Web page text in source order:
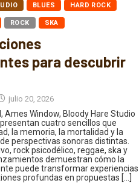
BLUES HARD ROCK
ROCK SKA
para descubrir
julio 20, 2026
Ames Window, Bloody Hare Studio
cuatro sencillos que
la memoria, la mortalidad y la
perspectivas sonoras distintas.
rock psicodélico, reggae, ska y
demuestran cómo la
puede transformar experiencias
profundas en propuestas […]